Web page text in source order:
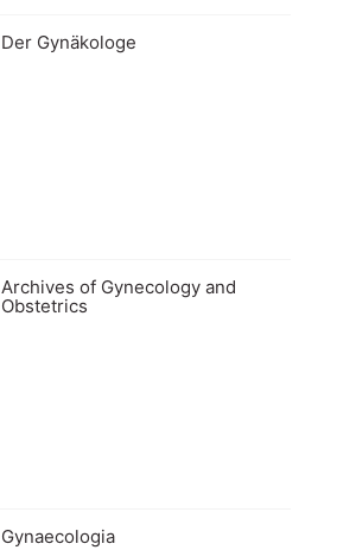
Der Gynäkologe
Archives of Gynecology and
Obstetrics
Gynaecologia